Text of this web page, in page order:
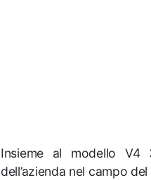
Insieme al modello V4
dell’azienda nel campo